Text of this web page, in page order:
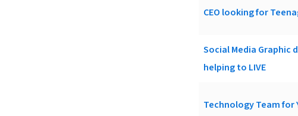
CEO looking for
Social Media Graphic
helping to LIVE
Technology Team for